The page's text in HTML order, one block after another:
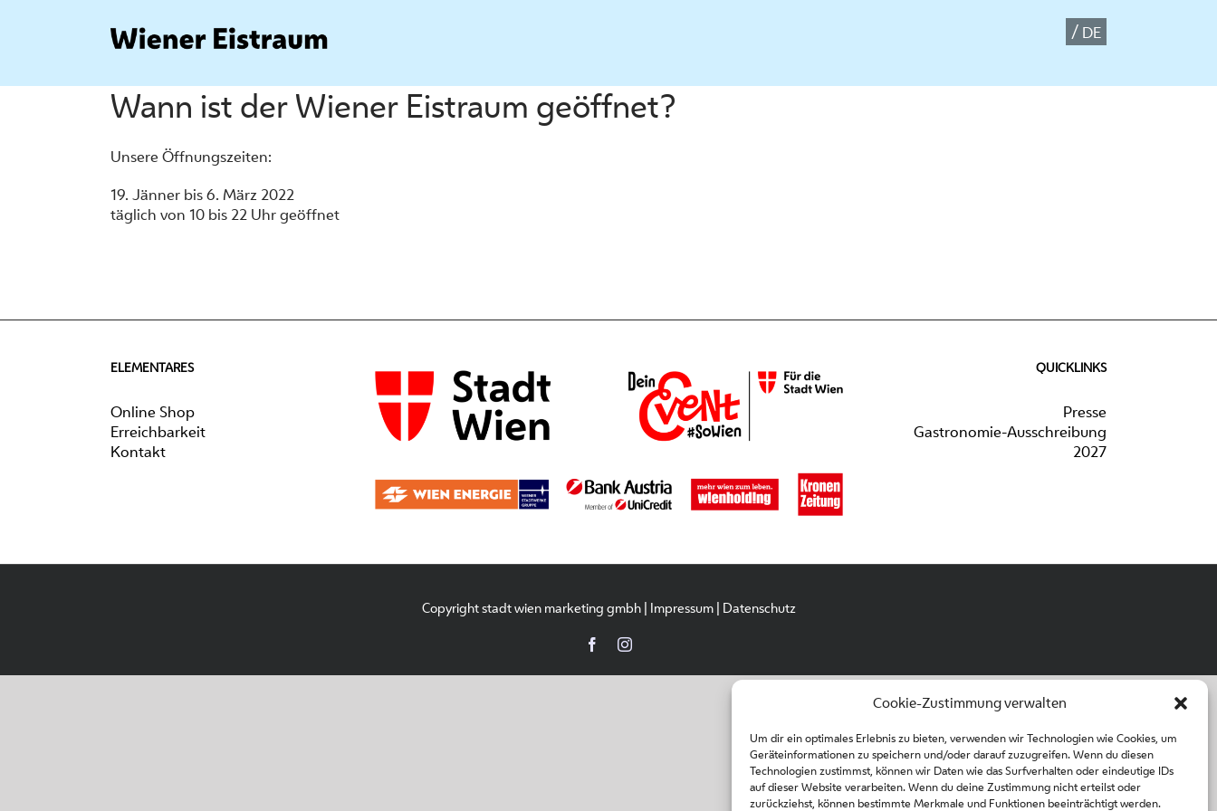
Cookie-Zustimmung verwalten
Um dir ein optimales Erlebnis zu bieten, verwenden wir Technologien wie Cookies, um
Geräteinformationen zu speichern und/oder darauf zuzugreifen. Wenn du diesen
Technologien zustimmst, können wir Daten wie das Surfverhalten oder eindeutige IDs
auf dieser Website verarbeiten. Wenn du deine Zustimmung nicht erteilst oder
zurückziehst, können bestimmte Merkmale und Funktionen beeinträchtigt werden.
DE
Wann ist der Wiener Eistraum geöffnet?
Unsere Öffnungszeiten:
19. Jänner bis 6. März 2022
täglich von 10 bis 22 Uhr geöffnet
ELEMENTARES
Online Shop
Erreichbarkeit
Kontakt
QUICKLINKS
Presse
Gastronomie-Ausschreibung
2027
Copyright stadt wien marketing gmbh | Impressum| Datenschutz
FacebookInstagram